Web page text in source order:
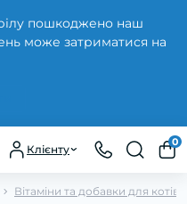
пошкоджено наш
може затриматися на
Клієнту
0
Вітаміни та добавки для котів